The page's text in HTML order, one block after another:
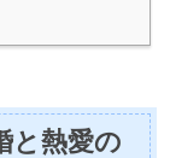
と熱愛の